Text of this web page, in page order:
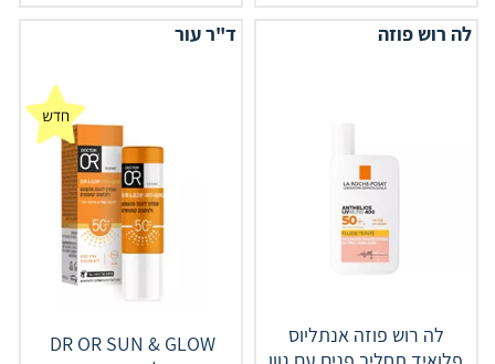
לה רוש פוזה
לה רוש פוזה אנתליוס
ד"ר עור
‎ DR‎ ‎OR‎ ‎SUN ‎& ‎GLOW‎